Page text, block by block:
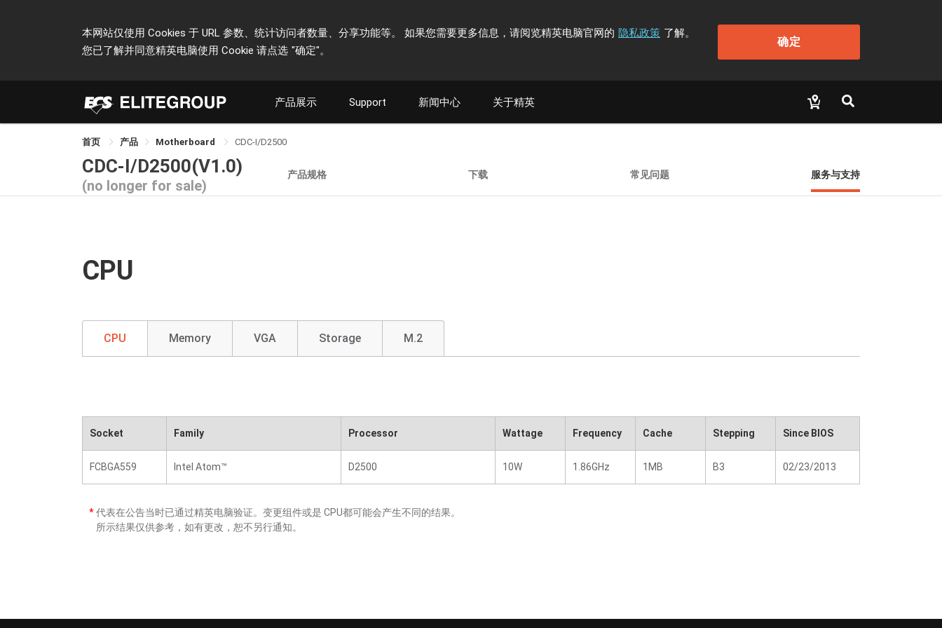
本网站仅使用 Cookies 于 URL 参数、统计访问者数量、分享功能等。 如果您需要更多信息，请阅览精英电脑官网的 隐私政策 了解。
您已了解并同意精英电脑使用 Cookie 请点选 "确定"。
确定
产品展示 Support 新闻中心 关于精英
首页 产品 Motherboard CDC-I/D2500
CDC-I/D2500(V1.0)
(no longer for sale)
产品规格 下载 常见问题 服务与支持
CPU
CPU Memory VGA Storage M.2
Socket Family Processor Wattage Frequency Cache Stepping Since BIOS
FCBGA559 Intel Atom™ D2500 10W 1.86GHz 1MB B3 02/23/2013
*代表在公告当时已通过精英电脑验证。变更组件或是 CPU都可能会产生不同的结果。
所示结果仅供参考，如有更改，恕不另行通知。